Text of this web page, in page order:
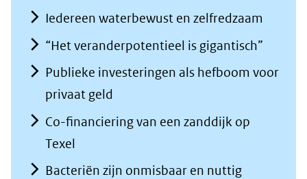
Iedereen waterbewust en zelfredzaam
“Het veranderpotentieel is gigantisch”
Publieke investeringen als hefboom voor
privaat geld
Co-financiering van een zanddijk op
Texel
Bacteriën zijn onmisbaar en nuttig